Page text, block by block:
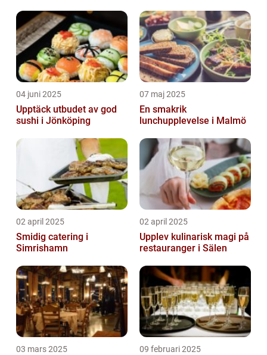
04 juni 2025
Upptäck utbudet av god
sushi i Jönköping
07 maj 2025
En smakrik
lunchupplevelse i Malmö
02 april 2025
Smidig catering i
Simrishamn
02 april 2025
Upplev kulinarisk magi på
restauranger i Sälen
03 mars 2025 09 februari 2025